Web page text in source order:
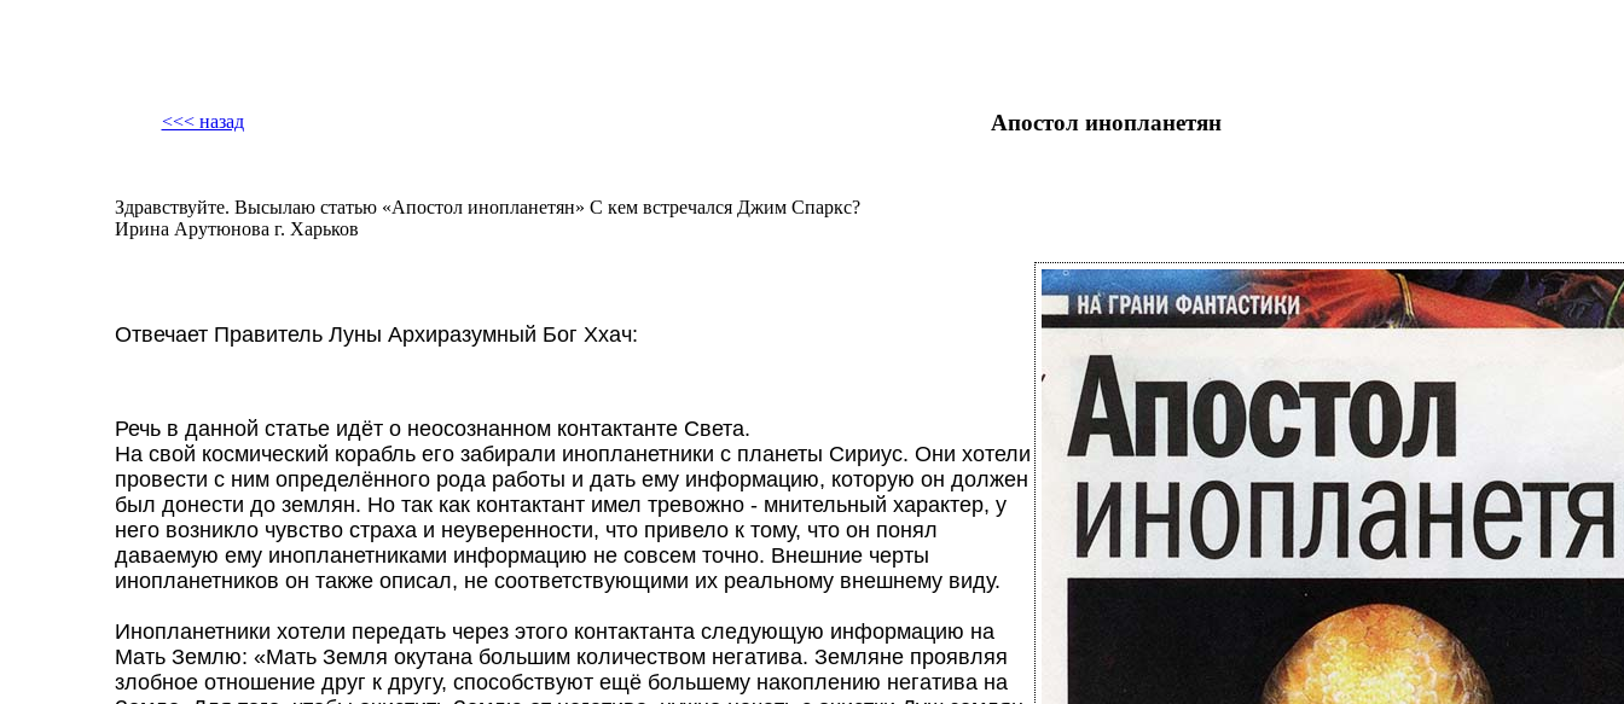
<<< назад Апостол инопланетян
Здравствуйте. Высылаю статью «Апостол инопланетян» С кем встречался Джим Спаркс?
Ирина Арутюнова г. Харьков
Отвечает Правитель Луны Архиразумный Бог Ххач:
Речь в данной статье идёт о неосознанном контактанте Света.
На свой космический корабль его забирали инопланетники с планеты Сириус. Они хотели
провести с ним определённого рода работы и дать ему информацию, которую он должен
был донести до землян. Но так как контактант имел тревожно - мнительный характер, у
него возникло чувство страха и неуверенности, что привело к тому, что он понял
даваемую ему инопланетниками информацию не совсем точно. Внешние черты
инопланетников он также описал, не соответствующими их реальному внешнему виду.
Инопланетники хотели передать через этого контактанта следующую информацию на
Мать Землю: «Мать Земля окутана большим количеством негатива. Земляне проявляя
злобное отношение друг к другу, способствуют ещё большему накоплению негатива на